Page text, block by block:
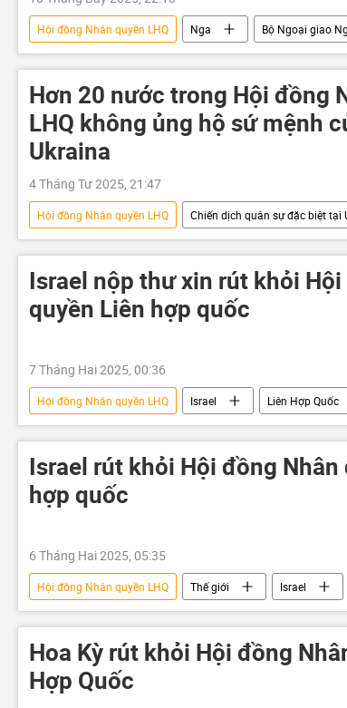
Hội đồng Nhân quyền LHQ Nga Bộ Ngoại giao
thông tin
Geneva
Hơn 20 nước trong Hội đồng
LHQ không ủng hộ sứ mệnh
Ukraina
4 Tháng Tư 2025, 21:47
Hội đồng Nhân quyền LHQ Chiến dịch quân sự đặc biệt tại
Liên Hợp Quốc
Thế giới thông tin
Vladimir Putin
Châu Âu
Israel nộp thư xin rút khỏi
quyền Liên hợp quốc
7 Tháng Hai 2025, 00:36
Hội đồng Nhân quyền LHQ Israel Liên Hợp Quốc
Hoa Kỳ
Donald Trump phương Tây
Israel rút khỏi Hội đồng Nhân
hợp quốc
6 Tháng Hai 2025, 05:35
Hội đồng Nhân quyền LHQ Thế giới Israel
Hoa Kỳ
Donald Trump
Hoa Kỳ rút khỏi Hội đồng
Hợp Quốc